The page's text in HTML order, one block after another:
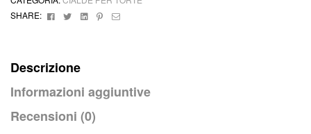
Zucchero
quantità
SHARE:
FacebookTwitterLinkedinPinterest
Email
Descrizione
Informazioni aggiuntive
Recensioni (0)